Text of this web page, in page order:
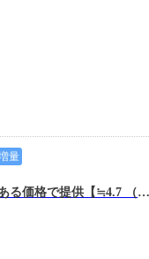
量
サロンコスメを価値ある価格で提供【≒4.7 （ニアリ